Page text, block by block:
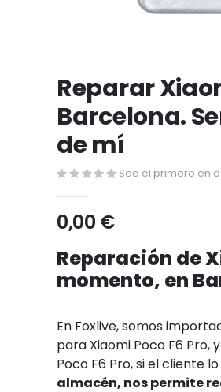
al
comienzo
de
galería
de
Reparar
Barcelona.
de mí
Sea el primero en
0,00 €
Reparación de
momento, en
En Foxlive, somos
para Xiaomi Poco F6 Pro,
Poco F6 Pro, si el cliente
almacén, nos permite